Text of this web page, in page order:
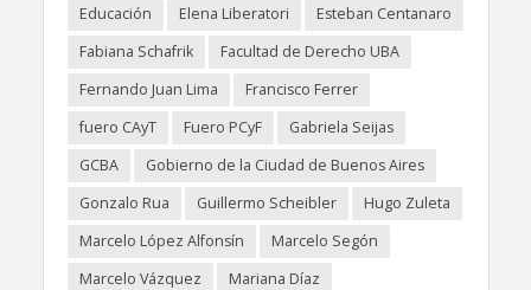
Educación
Elena Liberatori
Esteban Centanaro
Fabiana Schafrik
Facultad de Derecho UBA
Fernando Juan Lima
Francisco Ferrer
fuero CAyT
Fuero PCyF
Gabriela Seijas
GCBA
Gobierno de la Ciudad de Buenos Aires
Gonzalo Rua
Guillermo Scheibler
Hugo Zuleta
Marcelo López Alfonsín
Marcelo Segón
Marcelo Vázquez
Mariana Díaz